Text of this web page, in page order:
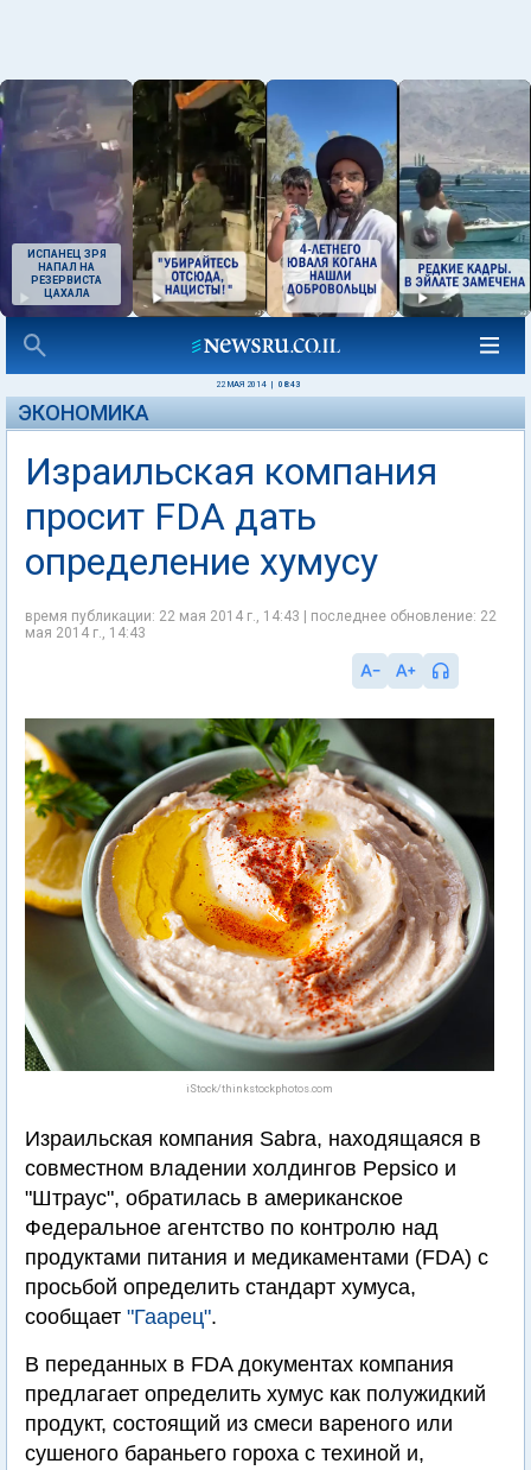
ИСПАНЕЦ ЗРЯ
НАПАЛ НА
РЕЗЕРВИСТА
ЦАХАЛА
22 МАЯ 2014 08:43
ЭКОНОМИКА
Израильская компания
просит FDA дать
определение хумусу
время публикации: 22 мая 2014 г., 14:43 | последнее обновление: 22
мая 2014 г., 14:43
iStock/thinkstockphotos.com
Израильская компания Sabra, находящаяся в
совместном владении холдингов Pepsico и
"Штраус", обратилась в американское
Федеральное агентство по контролю над
продуктами питания и медикаментами (FDA) с
просьбой определить стандарт хумуса,
сообщает "Гаарец".
В переданных в FDA документах компания
предлагает определить хумус как полужидкий
продукт, состоящий из смеси вареного или
сушеного бараньего гороха с техиной и,